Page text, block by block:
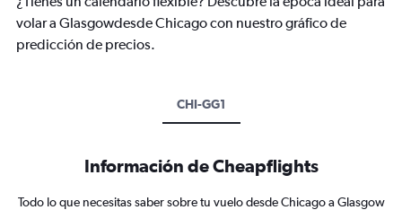
volar a Glasgowdesde Chicago con nuestro gráfico de
predicción de precios.
CHI-GG1
Información de Cheapflights
Todo lo que necesitas saber sobre tu vuelo desde Chicago a Glasgow